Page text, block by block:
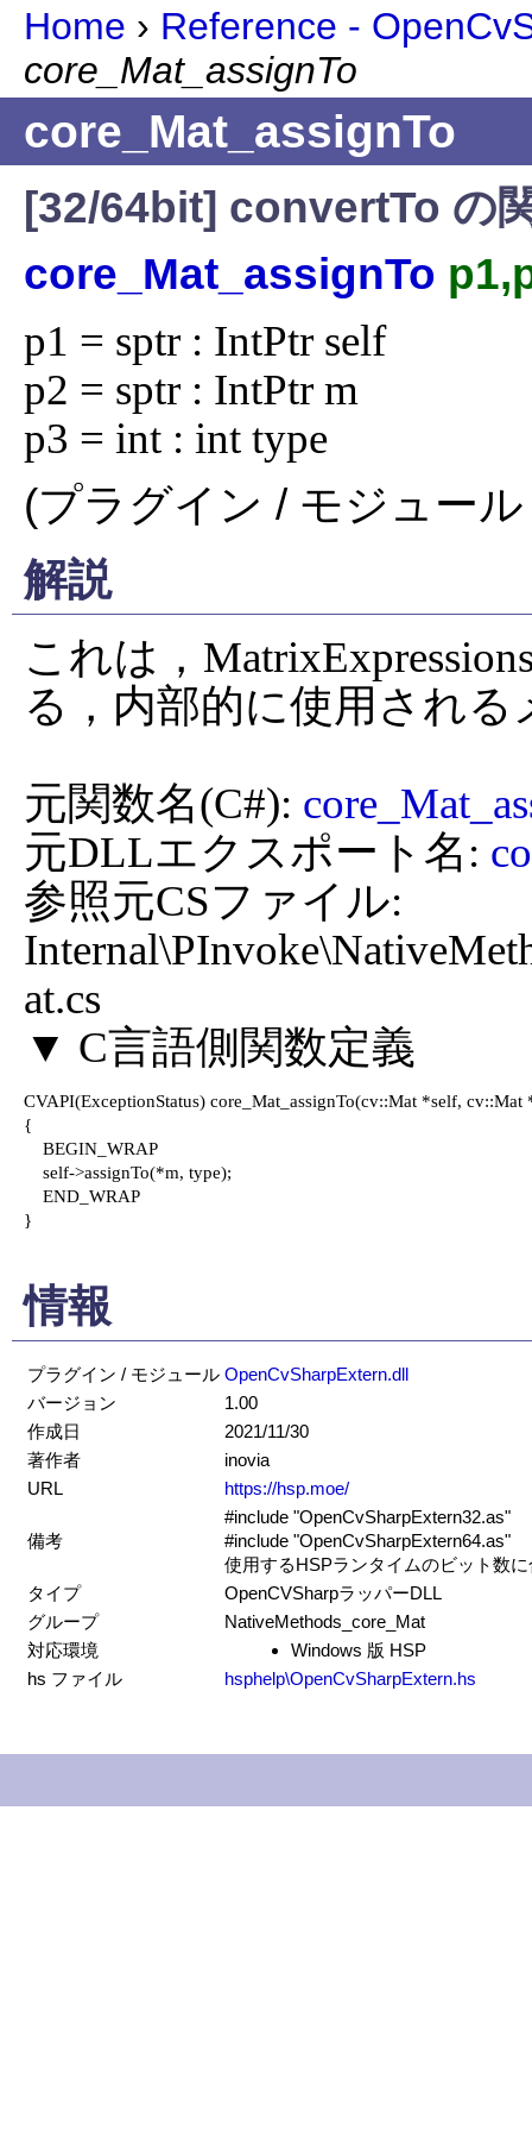
Home › Reference -
core_Mat_assignTo
core_Mat_assignTo
[32/64bit] convertTo の
core_Mat_assignTo
p1 = sptr : IntPtr self
p2 = sptr : IntPtr m
p3 = int : int type
(プラグイン / モジュー
解説
これは，
る，内部的に使用され
元関数名(C#):
元DLLエクスポート名:
参照元CSファイル:
at.cs
CVAPI(ExceptionStatus) core_Mat_assignTo(cv::Mat *self, cv::Mat
{
    BEGIN_WRAP
    self->assignTo(*m, type);
    END_WRAP
}
情報
プラグイン / モジュール OpenCvSharpExtern.dll
バージョン
1.00
作成日
2021/11/30
著作者
inovia
URL
https://hsp.moe/
備考
#include "OpenCvSharpExtern32.as"
#include "OpenCvSharpExtern64.as"
使用するHSPランタイムのビット数
タイプ
OpenCVSharpラッパーDLL
グループ
NativeMethods_core_Mat
対応環境
Windows 版 HSP
hs ファイル
hsphelp\OpenCvSharpExtern.hs